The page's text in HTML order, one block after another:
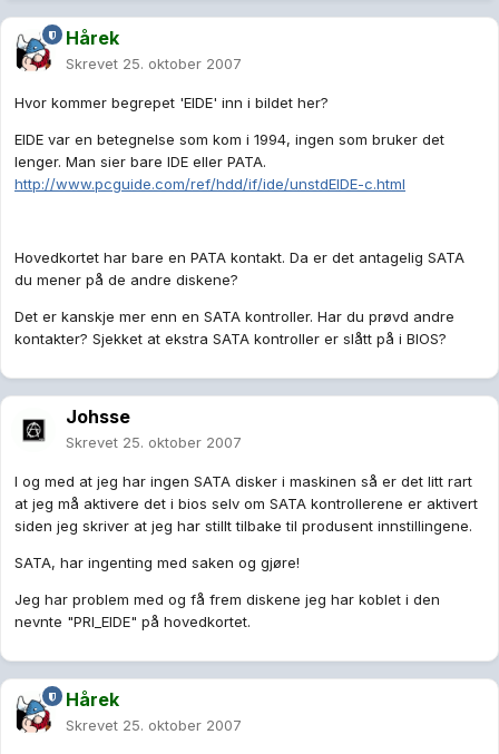
Hårek
Skrevet 25. oktober 2007
Hvor kommer begrepet 'EIDE' inn i bildet her?
EIDE var en betegnelse som kom i 1994, ingen som bruker det
lenger. Man sier bare IDE eller PATA.
http://www.pcguide.com/ref/hdd/if/ide/unstdEIDE-c.html
Hovedkortet har bare en PATA kontakt. Da er det antagelig SATA
du mener på de andre diskene?
Det er kanskje mer enn en SATA kontroller. Har du prøvd andre
kontakter? Sjekket at ekstra SATA kontroller er slått på i BIOS?
Johsse
Skrevet 25. oktober 2007
I og med at jeg har ingen SATA disker i maskinen så er det litt rart
at jeg må aktivere det i bios selv om SATA kontrollerene er aktivert
siden jeg skriver at jeg har stillt tilbake til produsent innstillingene.
SATA, har ingenting med saken og gjøre!
Jeg har problem med og få frem diskene jeg har koblet i den
nevnte "PRI_EIDE" på hovedkortet.
Hårek
Skrevet 25. oktober 2007